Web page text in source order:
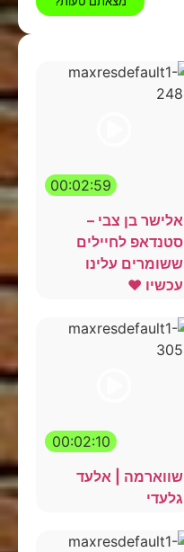
00:02:59
אלישר בן צבי –
סטנדאפ לחיילים
ששומרים עלינו
עכשיו ❤️
00:02:10
שווארמה | אלעד
גלעדי